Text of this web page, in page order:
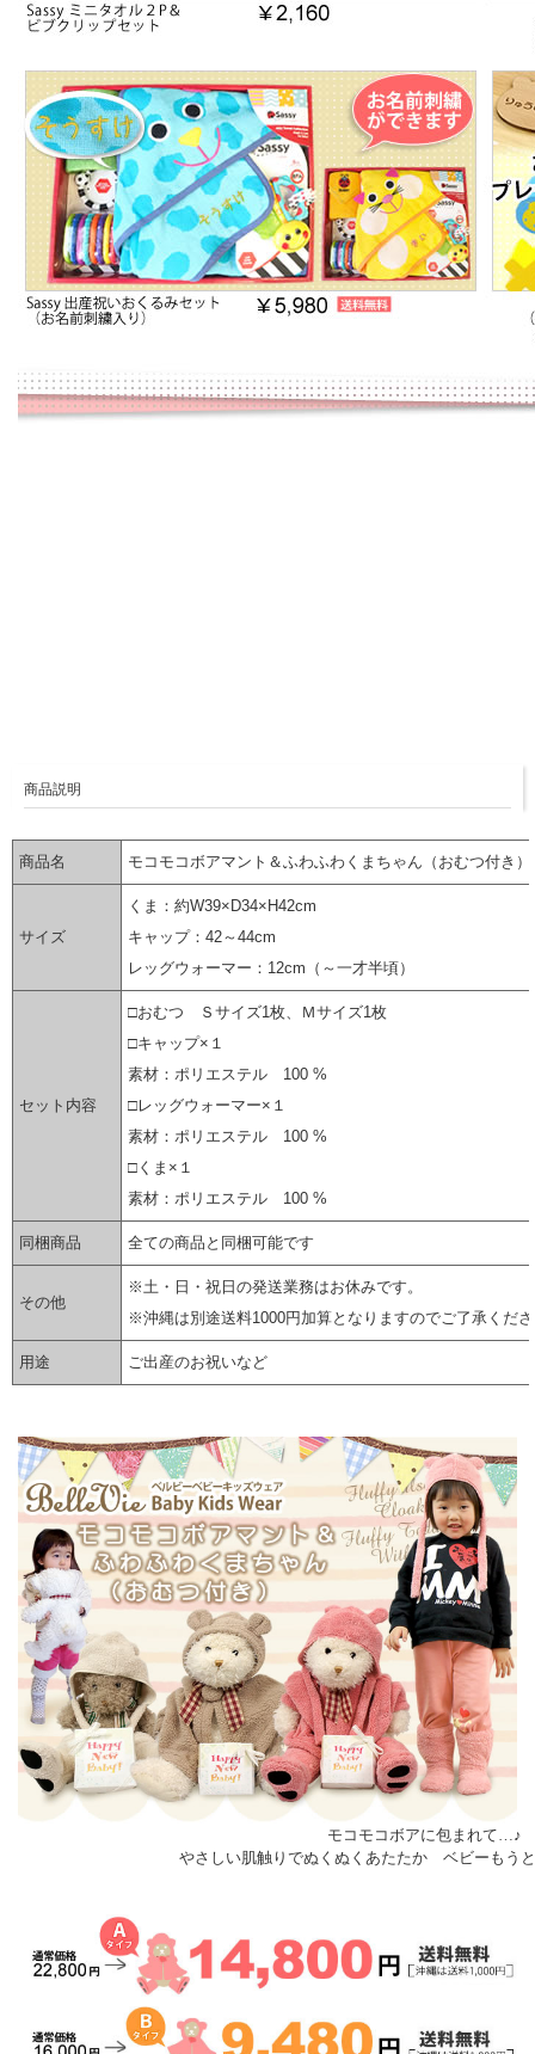
商品説明
商品名 モコモコボアマント＆ふわふわくまちゃん（おむつ付き）
サイズ
くま：約W39×D34×H42cm
キャップ：42～44cm
レッグウォーマー：12cm（～一才半頃）
セット内容
□おむつ Ｓサイズ1枚、Ｍサイズ1枚
□キャップ×１
素材：ポリエステル 100 %
□レッグウォーマー×１
素材：ポリエステル 100 %
□くま×１
素材：ポリエステル 100 %
同梱商品 全ての商品と同梱可能です
その他
※土・日・祝日の発送業務はお休みです。
※沖縄は別途送料1000円加算となりますのでご了承くだ
用途 ご出産のお祝いなど
モコモコボアに包まれて…♪
やさしい肌触りでぬくぬくあたたか ベビーもう